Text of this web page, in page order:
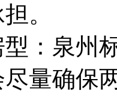
。
型：泉州
量确保